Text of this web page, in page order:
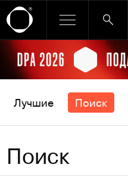
Ссылка баннера
Лучшие Поиск
Поиск